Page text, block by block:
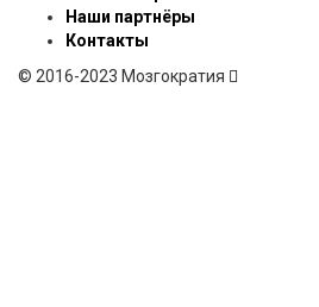
Наши партнёры
Контакты
© 2016-2023 Мозгократия